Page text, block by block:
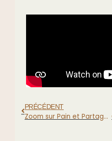
PRÉCÉDENT
Zoom sur Pain et Partage Marseille